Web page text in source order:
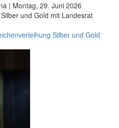
| Montag, 29. Juni 2026
und Gold mit Landesrat
Silber und Gold